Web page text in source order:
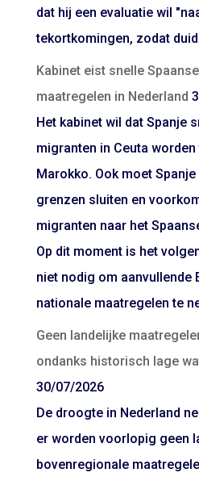
dat hij een evaluatie wil
tekortkomingen, zodat
Kabinet eist snelle
maatregelen in Nederland
Het kabinet wil dat Spanje
migranten in Ceuta
Marokko. Ook moet
grenzen sluiten en
migranten naar het
Op dit moment is het
niet nodig om aanvullende
nationale maatregelen te
Geen landelijke
ondanks historisch lage
30/07/2026
De droogte in Nederland
er worden voorlopig geen
bovenregionale